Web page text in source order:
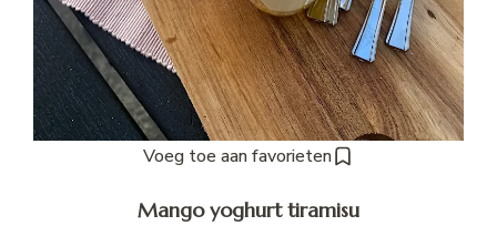
Voeg toe aan favorieten
Mango yoghurt tiramisu